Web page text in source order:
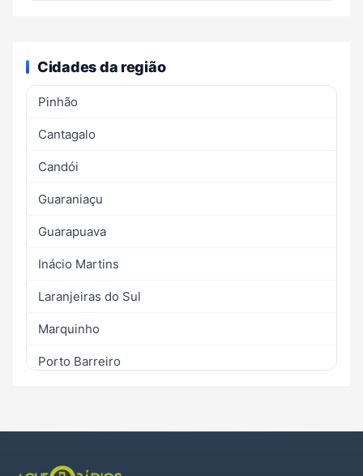
Cidades da região
Pinhão
Cantagalo
Candói
Guaraniaçu
Guarapuava
Inácio Martins
Laranjeiras do Sul
Marquinho
Porto Barreiro